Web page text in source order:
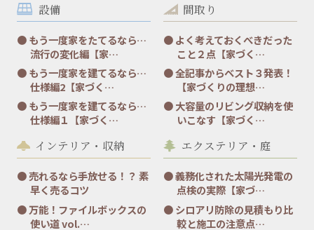
設備
もう一度家をたてるなら…
流行の変化編【家…
もう一度家を建てるなら…
仕様編2【家づく…
もう一度家を建てるなら…
仕様編１【家づく…
間取り
よく考えておくべきだった
こと２点【家づく…
全記事からベスト３発表！
【家づくりの理想…
大容量のリビング収納を使
いこなす【家づく…
インテリア・収納
売れるなら手放せる！？ 素
早く売るコツ
万能！ファイルボックスの
使い道 vol.…
エクステリア・庭
義務化された太陽光発電の
点検の実際【家づ…
シロアリ防除の見積もり比
較と施工の注意点…